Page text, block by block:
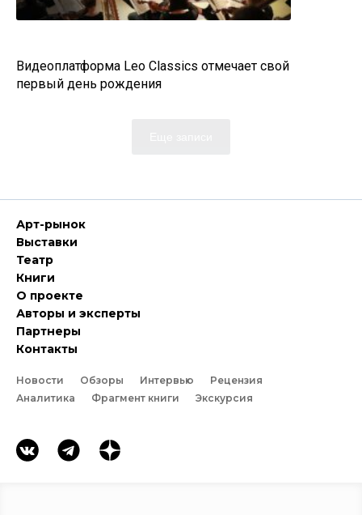
Видеоплатформа Leo Classics отмечает свой
первый день рождения
Арт-рынок
Выставки
Театр
Книги
О проекте
Авторы и эксперты
Партнеры
Контакты
Новости Обзоры Интервью
Рецензия
Аналитика
Фрагмент книги Экскурсия